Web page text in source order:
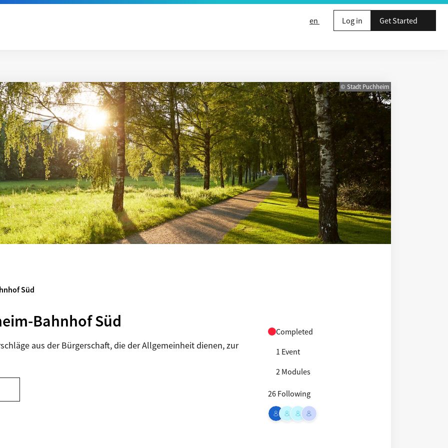
en
Log in Get Started
© Stadt Puchheim
Süd
Bahnhof Süd
aus der Bürgerschaft, die der Allgemeinheit dienen, zur
Completed
1 Event
2 Modules
26 Following